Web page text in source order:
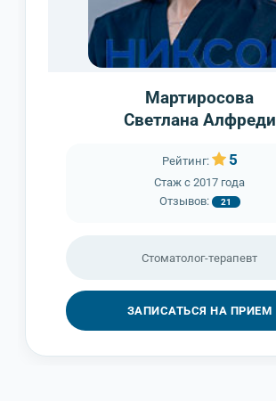
Мартиросова
Светлана Алфреди
Рейтинг: 5
Стаж с 2017 года
Отзывов:
21
Cтоматолог-терапевт
ЗАПИСАТЬСЯ НА ПРИЕМ